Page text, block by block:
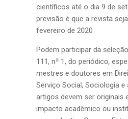
científicos até o dia 9 de
previsão é que a revista
fevereiro de 2020
Podem participar da
111, nº 1, do periódico,
mestres e doutores em
Serviço Social, Sociologia e
artigos devem ser originais
impacto acadêmico ou